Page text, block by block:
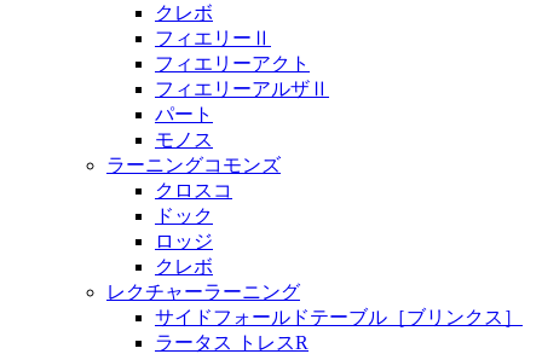
クレボ
フィエリーⅡ
フィエリーアクト
フィエリーアルザⅡ
パート
モノス
ラーニングコモンズ
クロスコ
ドック
ロッジ
クレボ
レクチャーラーニング
サイドフォールドテーブル［ブリンクス］
ラータス トレスR